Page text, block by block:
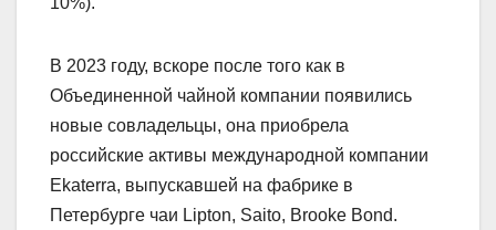
В 2023 году, вскоре после того как в
Объединенной чайной компании появились
новые совладельцы, она приобрела
российские активы международной компании
Ekaterra, выпускавшей на фабрике в
Петербурге чаи Lipton, Saito, Brooke Bond.